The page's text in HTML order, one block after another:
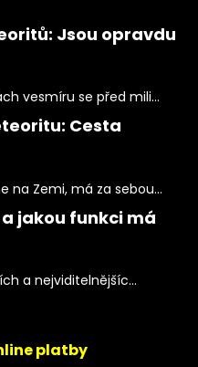
Jsou opravdu
vesmíru se před mili...
Cesta
na Zemi, má za sebou...
jakou funkci má
a nejviditelnějšíc...
platby